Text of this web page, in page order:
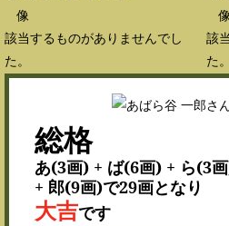
該当するものがありませんでし
た。
該
た。
総格
あ(3画) + ば(6画) + ら(3
+ 郎(9画)で29画となり
大吉です